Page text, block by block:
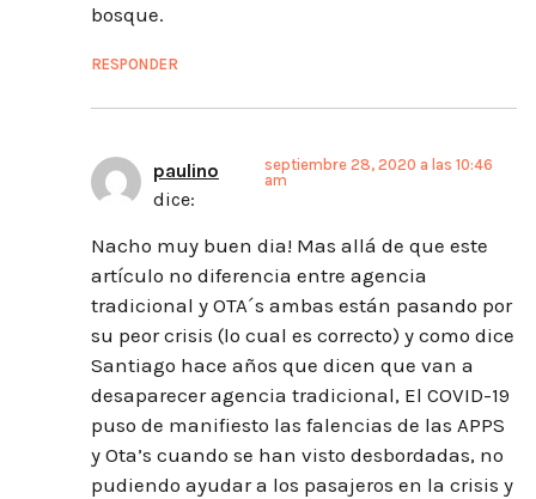
bosque.
RESPONDER
paulino
dice:
septiembre 28, 2020 a las 10:46
am
Nacho muy buen dia! Mas allá de que este
artículo no diferencia entre agencia
tradicional y OTA´s ambas están pasando por
su peor crisis (lo cual es correcto) y como dice
Santiago hace años que dicen que van a
desaparecer agencia tradicional, El COVID-19
puso de manifiesto las falencias de las APPS
y Ota’s cuando se han visto desbordadas, no
pudiendo ayudar a los pasajeros en la crisis y